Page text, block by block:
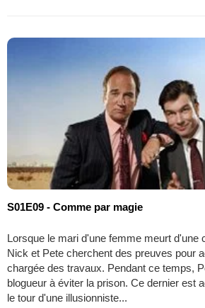
S01E09 - Comme par magie
Lorsque le mari d'une femme meurt d'une
Nick et Pete cherchent des preuves pour
chargée des travaux. Pendant ce temps,
blogueur à éviter la prison. Ce dernier est
le tour d'une illusionniste...